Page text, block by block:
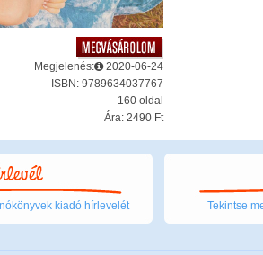
Megjelenés:
2020-06-24
ISBN: 9789634037767
160 oldal
Ára: 2490 Ft
kiadó hírlevelét Tekintse